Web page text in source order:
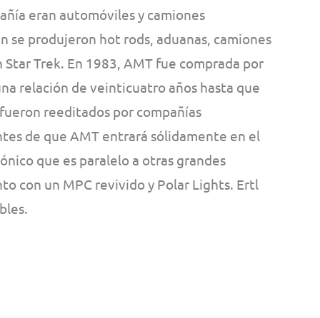
eran automóviles y camiones
se produjeron hot rods, aduanas, camiones
Trek. En 1983, AMT fue comprada por
relación de veinticuatro años hasta que
reeditados por compañías
de que AMT entrará sólidamente en el
que es paralelo a otras grandes
con un MPC revivido y Polar Lights. Ertl